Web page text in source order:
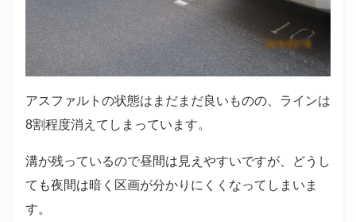
アスファルトの状態はまだまだ良いものの、ラインは
8割程度消えてしまっています。
溝が残っているので昼間は見えやすいですが、どうし
ても夜間は暗く区画が分かりにくくなってしまいま
す。